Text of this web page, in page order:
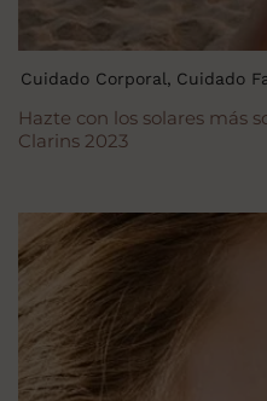
Hazte con los solares más
Clarins 2023
Cuidado Corporal Cuidado